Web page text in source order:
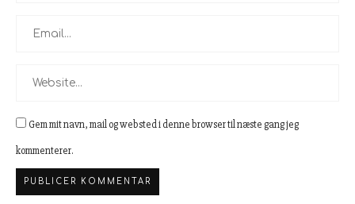
Gem mit navn, mail og websted i denne browser til næste gang jeg
kommenterer.